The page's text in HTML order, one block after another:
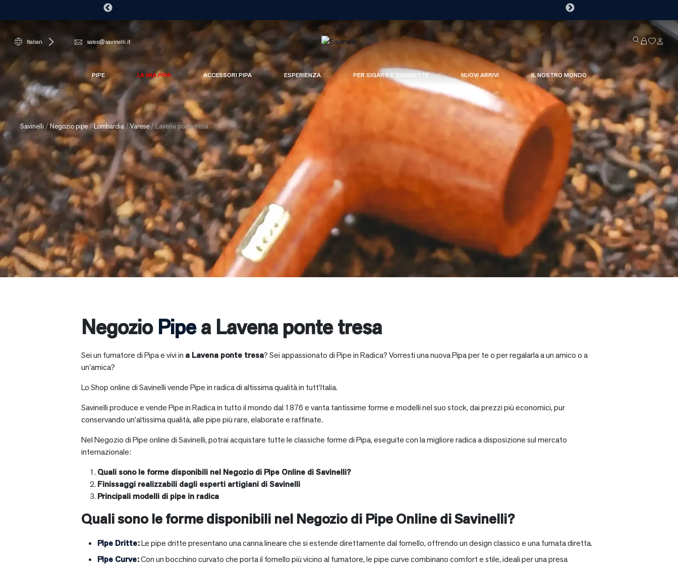
Italian sales@savinelli.it
PIPE LA MIA PIPA ACCESSORI PIPA ESPERIENZA PER SIGARO E SIGARETTE NUOVI ARRIVI IL NOSTRO MONDO
Savinelli / Negozio pipe/Lombardia /Varese /Lavena ponte tresa
Negozio Pipea Lavena ponte tresa
Sei un fumatore di Pipa e vivi in a Lavena ponte tresa? Sei appassionato di Pipe in Radica? Vorresti una nuova Pipa per te o per regalarla a un amico o a
un’amica?
Lo Shop online di Savinelli vende Pipe in radica di altissima qualità in tutt’Italia.
Savinelli produce e vende Pipe in Radica in tutto il mondo dal 1876 e vanta tantissime forme e modelli nel suo stock, dai prezzi più economici, pur
conservando un’altissima qualità, alle pipe più rare, elaborate e raffinate.
Nel Negozio di Pipe online di Savinelli, potrai acquistare tutte le classiche forme di Pipa, eseguite con la migliore radica a disposizione sul mercato
internazionale:
Quali sono le forme disponibili nel Negozio di Pipe Online di Savinelli?
Finissaggi realizzabili dagli esperti artigiani di Savinelli
Principali modelli di pipe in radica
Quali sono le forme disponibili nel Negozio di Pipe Online di Savinelli?
Pipe Dritte:Le pipe dritte presentano una canna lineare che si estende direttamente dal fornello, offrendo un design classico e una fumata diretta.
Pipe Curve:Con un bocchino curvato che porta il fornello più vicino al fumatore, le pipe curve combinano comfort e stile, ideali per una presa